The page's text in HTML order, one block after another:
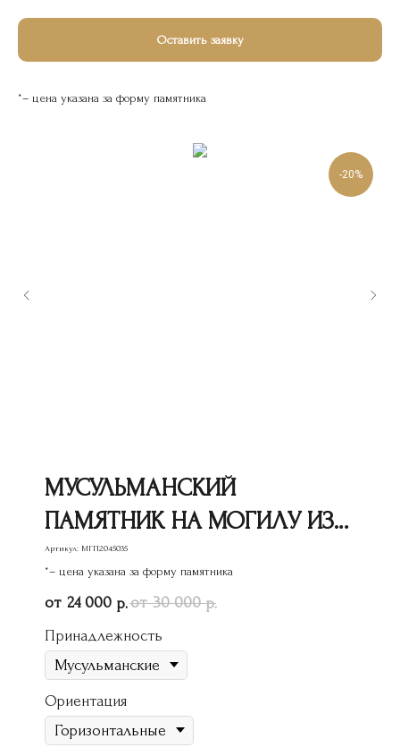
Оставить заявку
*– цена указана за форму памятника
-20%
МУСУЛЬМАНСКИЙ
ПАМЯТНИК НА МОГИЛУ ИЗ
ГРАНИТА МГП-204
Артикул: МГП2045035
*– цена указана за форму памятника
24 000 р. 30 000 р.
Принадлежность
Ориентация